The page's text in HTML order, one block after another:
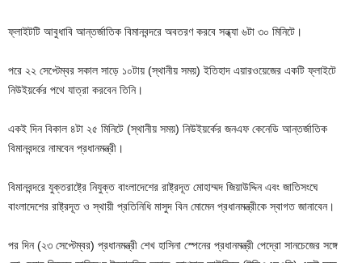
ফ্লাইটটি আবুধাবি আন্তর্জাতিক বিমানবন্দরে অবতরণ করবে সন্ধ্যা ৬টা ৩০ মিনিটে।
পরে ২২ সেপ্টেম্বর সকাল সাড়ে ১০টায় (স্থানীয় সময়) ইতিহাদ এয়ারওয়েজের একটি ফ্লাইটে
নিউইয়র্কের পথে যাত্রা করবেন তিনি।
একই দিন বিকাল ৪টা ২৫ মিনিটে (স্থানীয় সময়) নিউইয়র্কের জনএফ কেনেডি আন্তর্জাতিক
বিমানবন্দরে নামবেন প্রধানমন্ত্রী।
বিমানবন্দরে যুক্তরাষ্ট্রে নিযুক্ত বাংলাদেশের রাষ্ট্রদূত মোহাম্মদ জিয়াউদ্দিন এবং জাতিসংঘে
বাংলাদেশের রাষ্ট্রদূত ও স্থায়ী প্রতিনিধি মাসুদ বিন মোমেন প্রধানমন্ত্রীকে স্বাগত জানাবেন।
পর দিন (২৩ সেপ্টেম্বর) প্রধানমন্ত্রী শেখ হাসিনা স্পেনের প্রধানমন্ত্রী পেদ্রো সানচেজের সঙ্গে